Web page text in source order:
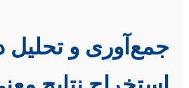
جمع‌آوری و تحلیل